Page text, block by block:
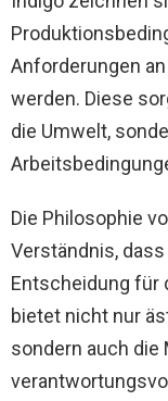
Anforderungen
werden. Diese
die Umwelt,
Die Philosophie
Verständnis,
Entscheidung für
bietet nicht nur
sondern auch die